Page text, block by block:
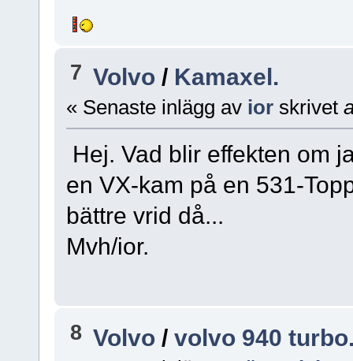
7 Volvo / Kamaxel.
« Senaste inlägg av ior skrivet
Hej. Vad blir effekten om
en VX-kam på en 531-
bättre vrid då...
Mvh/ior.
8 Volvo /volvo 940